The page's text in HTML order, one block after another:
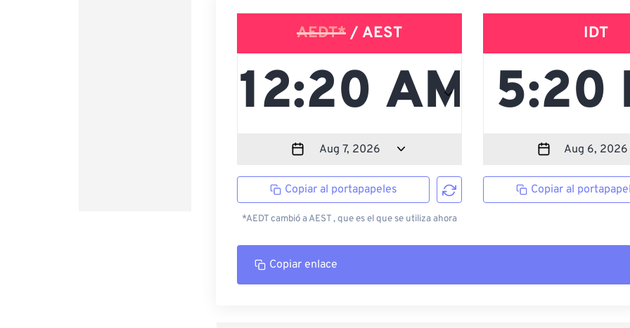
AEDT* / AEST
Copiar al portapapeles
*AEDT cambió a AEST , que es el que se utiliza ahora
IDT
Copiar al
Copiar enlace